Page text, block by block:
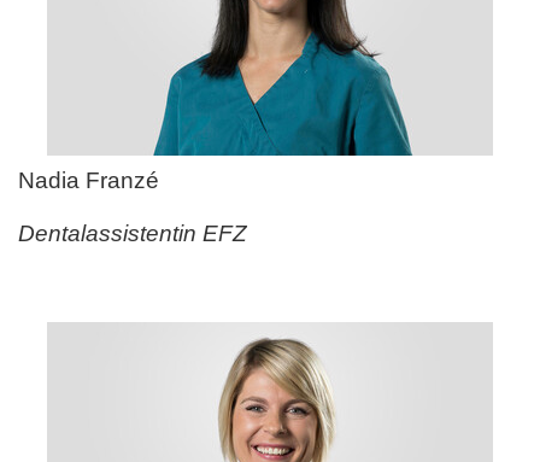
Nadia Franzé
Dentalassistentin EFZ